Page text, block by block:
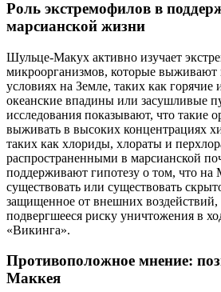
Роль экстремофилов в
марсианской жизни
Шульце-Макух активно изучает
микроорганизмов, которые выживают
условиях на Земле, таких как горячие
океанские впадины или засушливые
исследования показывают, что такие
выживать в высоких концентрациях
таких как хлориды, хлораты и
распространенными в марсианской
поддерживают гипотезу о том, что на
существовать или существовать
защищенное от внешних
подвергшееся риску уничтожения в
«Викинга».
Противоположное мнение:
Маккея